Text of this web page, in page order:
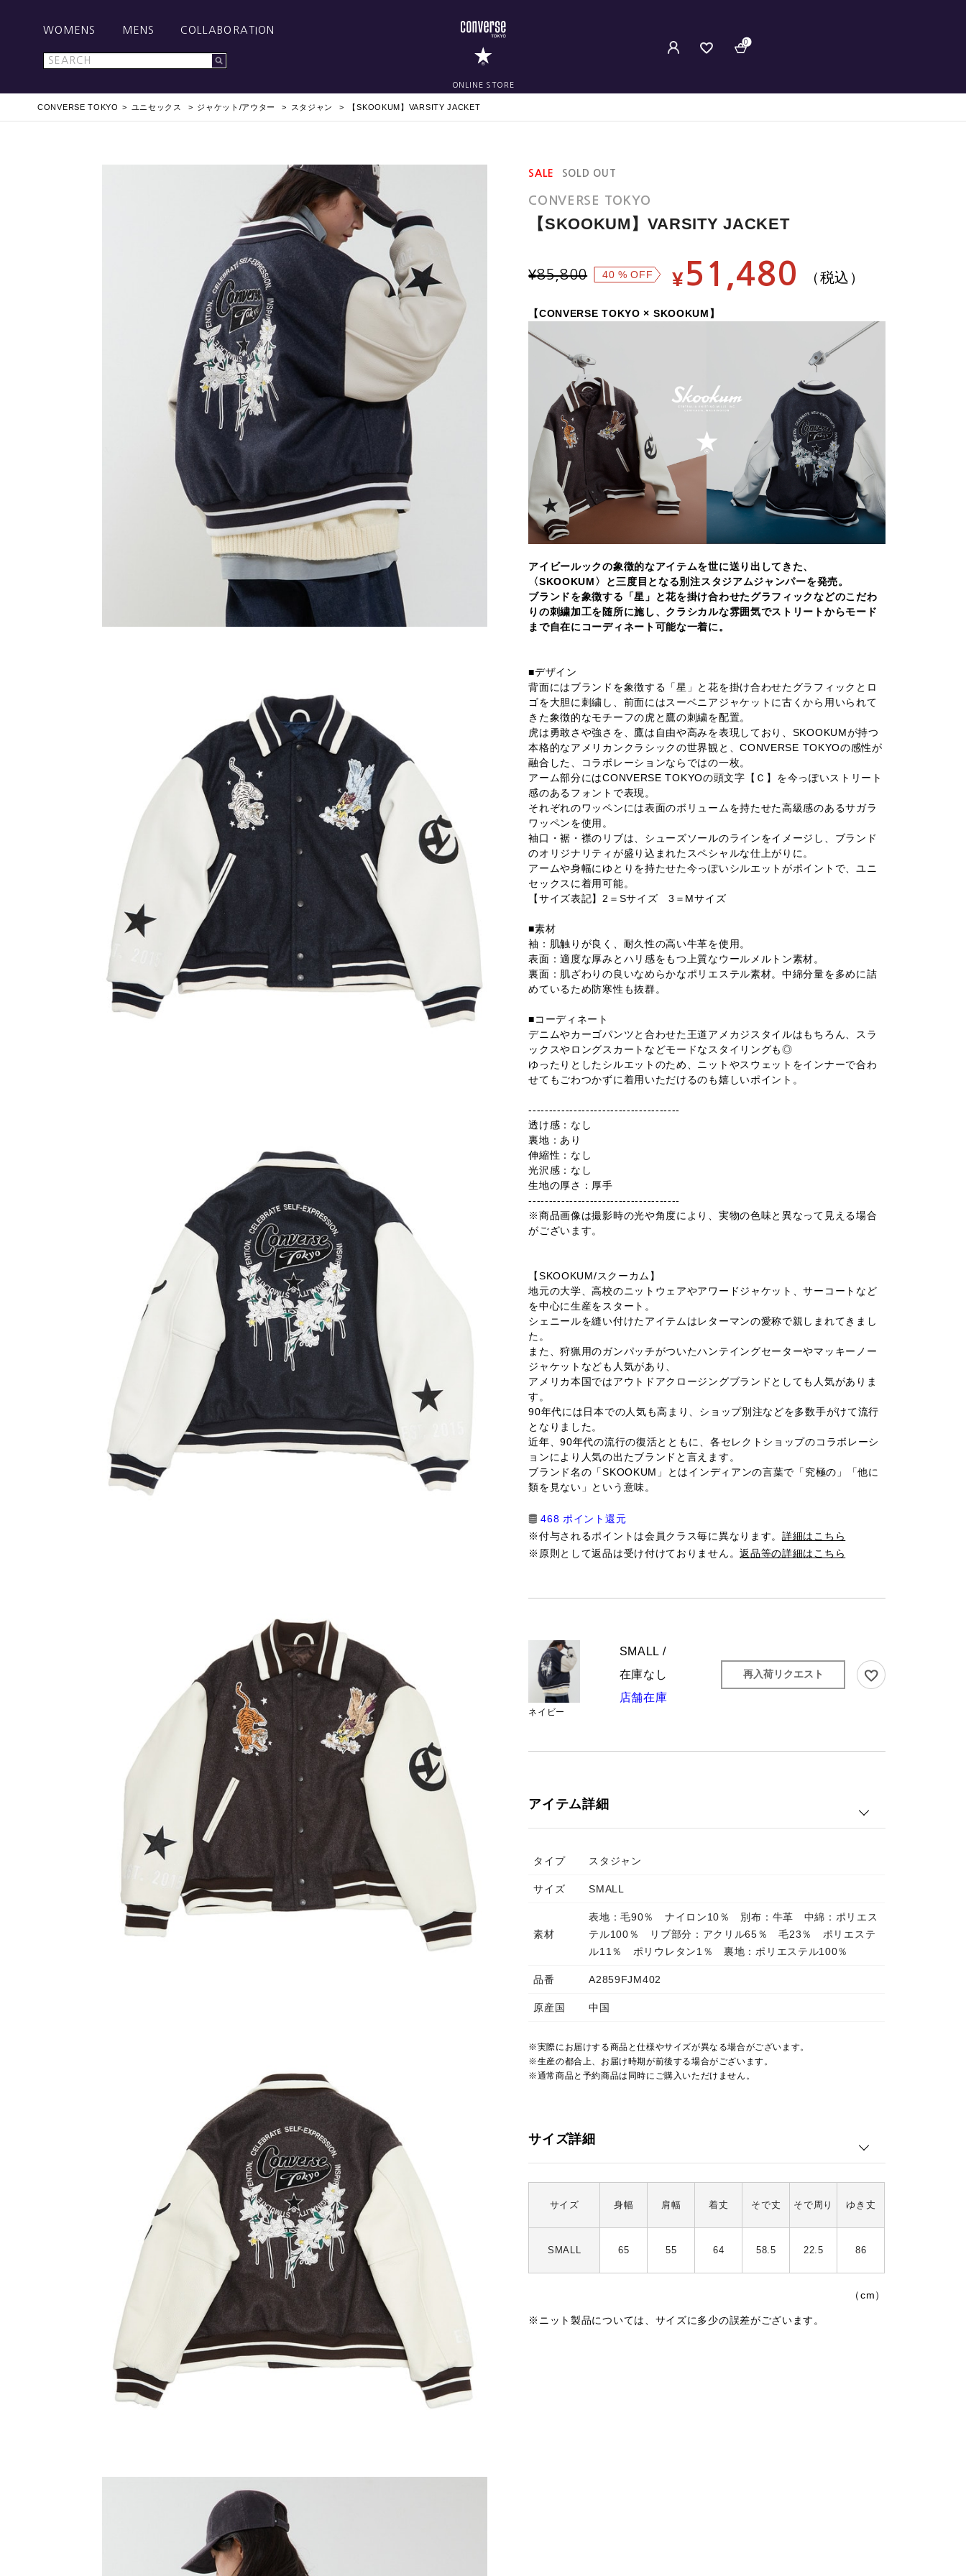
WOMENS MENS COLLABORATION
ONLINE STORE
0
CONVERSE TOKYO ユニセックス ジャケット/アウター スタジャン 【SKOOKUM】VARSITY JACKET
SALE SOLD OUT
CONVERSE TOKYO
【SKOOKUM】VARSITY JACKET
¥85,800 40 % OFF ¥51,480 （税込）
【CONVERSE TOKYO × SKOOKUM】
アイビールックの象徴的なアイテムを世に送り出してきた、
〈SKOOKUM〉と三度目となる別注スタジアムジャンパーを発売。
ブランドを象徴する「星」と花を掛け合わせたグラフィックなどのこだわ
りの刺繍加工を随所に施し、クラシカルな雰囲気でストリートからモード
まで自在にコーディネート可能な一着に。
■デザイン
背面にはブランドを象徴する「星」と花を掛け合わせたグラフィックとロ
ゴを大胆に刺繍し、前面にはスーベニアジャケットに古くから用いられて
きた象徴的なモチーフの虎と鷹の刺繍を配置。
虎は勇敢さや強さを、鷹は自由や高みを表現しており、SKOOKUMが持つ
本格的なアメリカンクラシックの世界観と、CONVERSE TOKYOの感性が
融合した、コラボレーションならではの一枚。
アーム部分にはCONVERSE TOKYOの頭文字【Ｃ】を今っぽいストリート
感のあるフォントで表現。
それぞれのワッペンには表面のボリュームを持たせた高級感のあるサガラ
ワッペンを使用。
袖口・裾・襟のリブは、シューズソールのラインをイメージし、ブランド
のオリジナリティが盛り込まれたスペシャルな仕上がりに。
アームや身幅にゆとりを持たせた今っぽいシルエットがポイントで、ユニ
セックスに着用可能。
【サイズ表記】2＝Sサイズ 3＝Mサイズ
■素材
袖：肌触りが良く、耐久性の高い牛革を使用。
表面：適度な厚みとハリ感をもつ上質なウールメルトン素材。
裏面：肌ざわりの良いなめらかなポリエステル素材。中綿分量を多めに詰
めているため防寒性も抜群。
■コーディネート
デニムやカーゴパンツと合わせた王道アメカジスタイルはもちろん、スラ
ックスやロングスカートなどモードなスタイリングも◎
ゆったりとしたシルエットのため、ニットやスウェットをインナーで合わ
せてもごわつかずに着用いただけるのも嬉しいポイント。
-------------------------------------
透け感：なし
裏地：あり
伸縮性：なし
光沢感：なし
生地の厚さ：厚手
-------------------------------------
※商品画像は撮影時の光や角度により、実物の色味と異なって見える場合
がございます。
【SKOOKUM/スクーカム】
地元の大学、高校のニットウェアやアワードジャケット、サーコートなど
を中心に生産をスタート。
シェニールを縫い付けたアイテムはレターマンの愛称で親しまれてきまし
た。
また、狩猟用のガンパッチがついたハンテイングセーターやマッキーノー
ジャケットなども人気があり、
アメリカ本国ではアウトドアクロージングブランドとしても人気がありま
す。
90年代には日本での人気も高まり、ショップ別注などを多数手がけて流行
となりました。
近年、90年代の流行の復活とともに、各セレクトショップのコラボレーシ
ョンにより人気の出たブランドと言えます。
ブランド名の「SKOOKUM」とはインディアンの言葉で「究極の」「他に
類を見ない」という意味。
468 ポイント還元
※付与されるポイントは会員クラス毎に異なります。詳細はこちら
※原則として返品は受け付けておりません。返品等の詳細はこちら
ネイビー
SMALL /
在庫なし
店舗在庫
再入荷リクエスト
アイテム詳細
タイプ スタジャン
サイズ SMALL
素材
表地：毛90％ ナイロン10％ 別布：牛革 中綿：ポリエス
テル100％ リブ部分：アクリル65％ 毛23％ ポリエステ
ル11％ ポリウレタン1％ 裏地：ポリエステル100％
品番 A2859FJM402
原産国 中国
※実際にお届けする商品と仕様やサイズが異なる場合がございます。
※生産の都合上、お届け時期が前後する場合がございます。
※通常商品と予約商品は同時にご購入いただけません。
サイズ詳細
サイズ 身幅 肩幅 着丈 そで丈 そで周り ゆき丈
SMALL 65 55 64 58.5 22.5 86
（cm）
※ニット製品については、サイズに多少の誤差がございます。